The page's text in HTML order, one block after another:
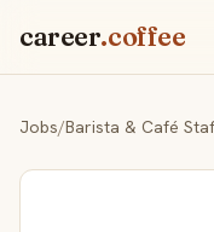
career.coffee
Jobs/Barista & Café